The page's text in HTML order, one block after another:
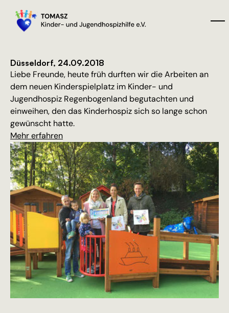
Düsseldorf, 24.09.2018
Liebe Freunde, heute früh durften wir die Arbeiten an
dem neuen Kinderspielplatz im Kinder- und
Jugendhospiz Regenbogenland begutachten und
einweihen, den das Kinderhospiz sich so lange schon
gewünscht hatte.
Mehr erfahren